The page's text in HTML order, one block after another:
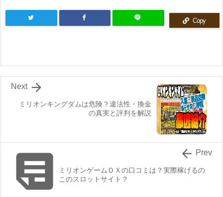
Copy
ミリオンキングダムは危険？違法性・換金
の真実と評判を解説

Next

ミリオンゲームＤＸの口コミは？実際稼げるの
このスロットサイト？
 Prev